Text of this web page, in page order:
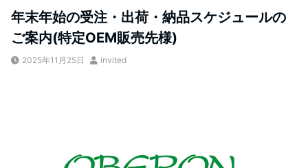
年末年始の受注・出荷・納品スケジュールの
ご案内(特定OEM販売先様)
2025年11月25日 invited